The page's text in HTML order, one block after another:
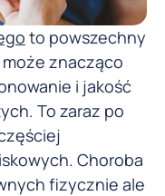
to powszechny
znacząco
i jakość
To zaraz po
Choroba
fizycznie ale